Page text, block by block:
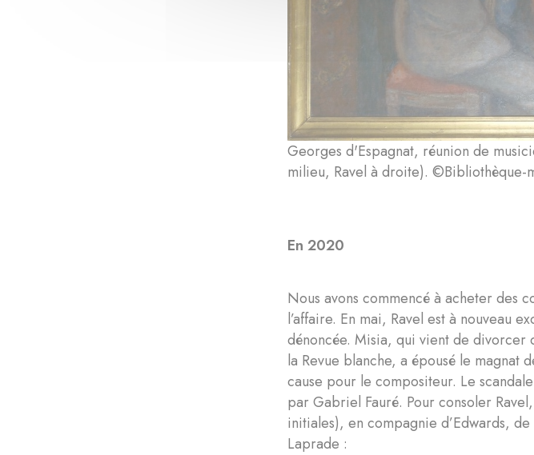
Georges d'Espagnat, réunion de
milieu, Ravel à droite). ©Bibliothèque-
En 2020
Nous avons commencé à acheter des
l’affaire. En mai, Ravel est à nouveau
dénoncée. Misia, qui vient de divorcer
la Revue blanche, a épousé le
cause pour le compositeur. Le
par Gabriel Fauré. Pour consoler
initiales), en compagnie d’Edwards,
Laprade :